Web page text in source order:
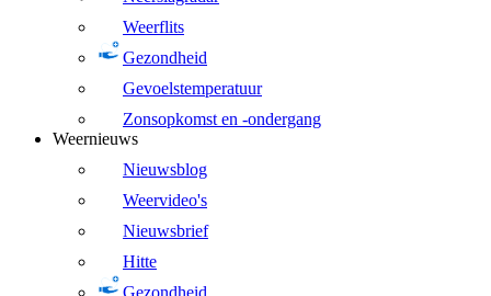
Weerflits
Gezondheid
Gevoelstemperatuur
Zonsopkomst en -ondergang
Weernieuws
Nieuwsblog
Weervideo's
Nieuwsbrief
Hitte
Gezondheid